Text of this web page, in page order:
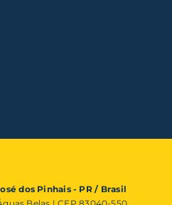
dos Pinhais - PR / Brasil